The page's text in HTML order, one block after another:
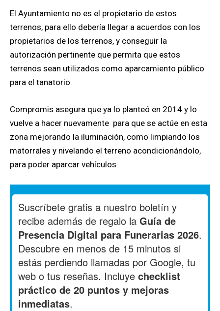
El Ayuntamiento no es el propietario de estos
terrenos, para ello debería llegar a acuerdos con los
propietarios de los terrenos, y conseguir la
autorización pertinente que permita que estos
terrenos sean utilizados como aparcamiento público
para el tanatorio.
Compromis asegura que ya lo planteó en 2014 y lo
vuelve a hacer nuevamente para que se actúe en esta
zona mejorando la iluminación, como limpiando los
matorrales y nivelando el terreno acondicionándolo,
para poder aparcar vehículos.